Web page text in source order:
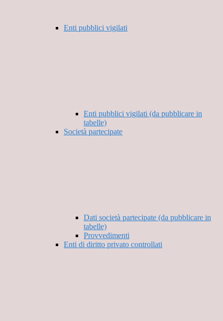
Enti pubblici vigilati
Enti pubblici vigilati (da pubblicare in
tabelle)
Società partecipate
Dati società partecipate (da pubblicare in
tabelle)
Provvedimenti
Enti di diritto privato controllati